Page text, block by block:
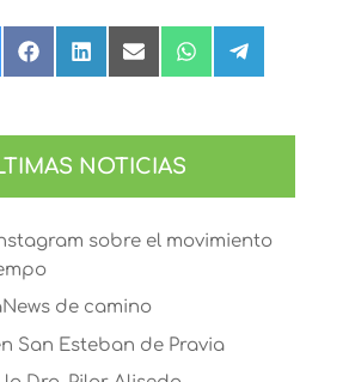
Compartir
en
Compartir
en
Compartir
en
Compartir
en
Compartir
en
NOTICIAS
sobre el movimiento
de camino
San Esteban de Pravia